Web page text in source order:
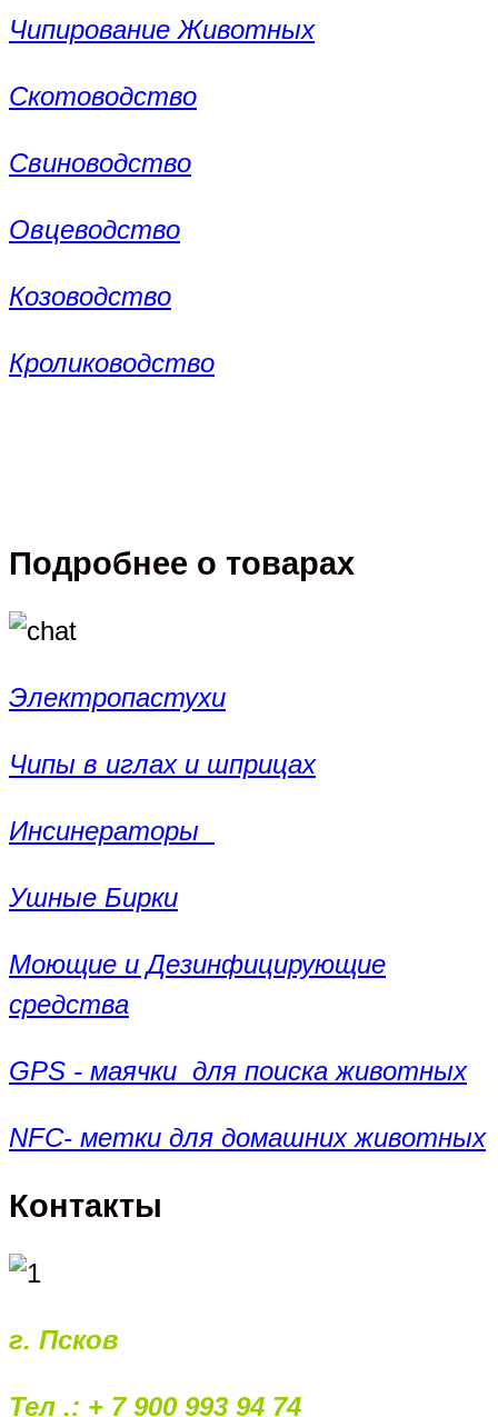
Чипирование Животных
Скотоводство
Свиноводство
Овцеводство
Козоводство
Кролиководство
Подробнее о товарах
Электропастухи
Чипы в иглах и шприцах
Инсинераторы
Ушные Бирки
Моющие и Дезинфицирующие
средства
GPS - маячки для поиска животных
NFC- метки для домашних животных
Контакты
г. Псков
Тел .: + 7 900 993 94 74